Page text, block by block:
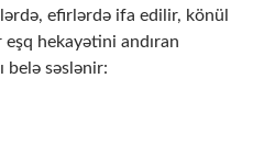
efirlərdə ifa edilir, könül
hekayətini andıran
belə səslənir: